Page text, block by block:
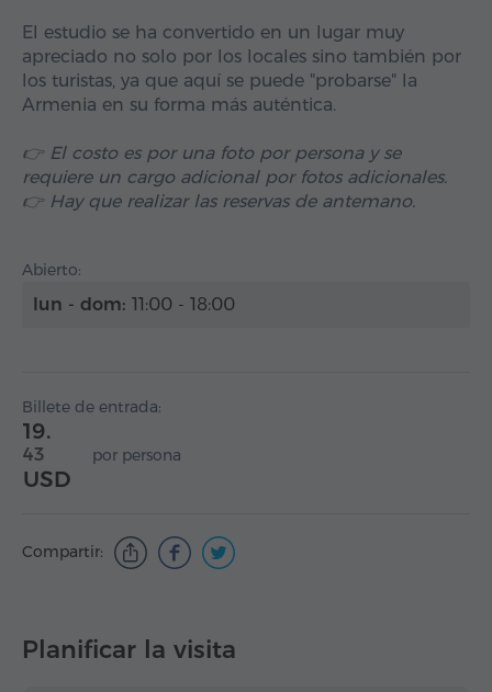
El estudio se ha convertido en un lugar muy
apreciado no solo por los locales sino también por
los turistas, ya que aquí se puede "probarse" la
Armenia en su forma más auténtica.
👉 El costo es por una foto por persona y se
requiere un cargo adicional por fotos adicionales.
👉 Hay que realizar las reservas de antemano.
Abierto:
lun - dom: 11:00 - 18:00
Billete de entrada:
19.
43
USD
por persona
Compartir:
Planificar la visita